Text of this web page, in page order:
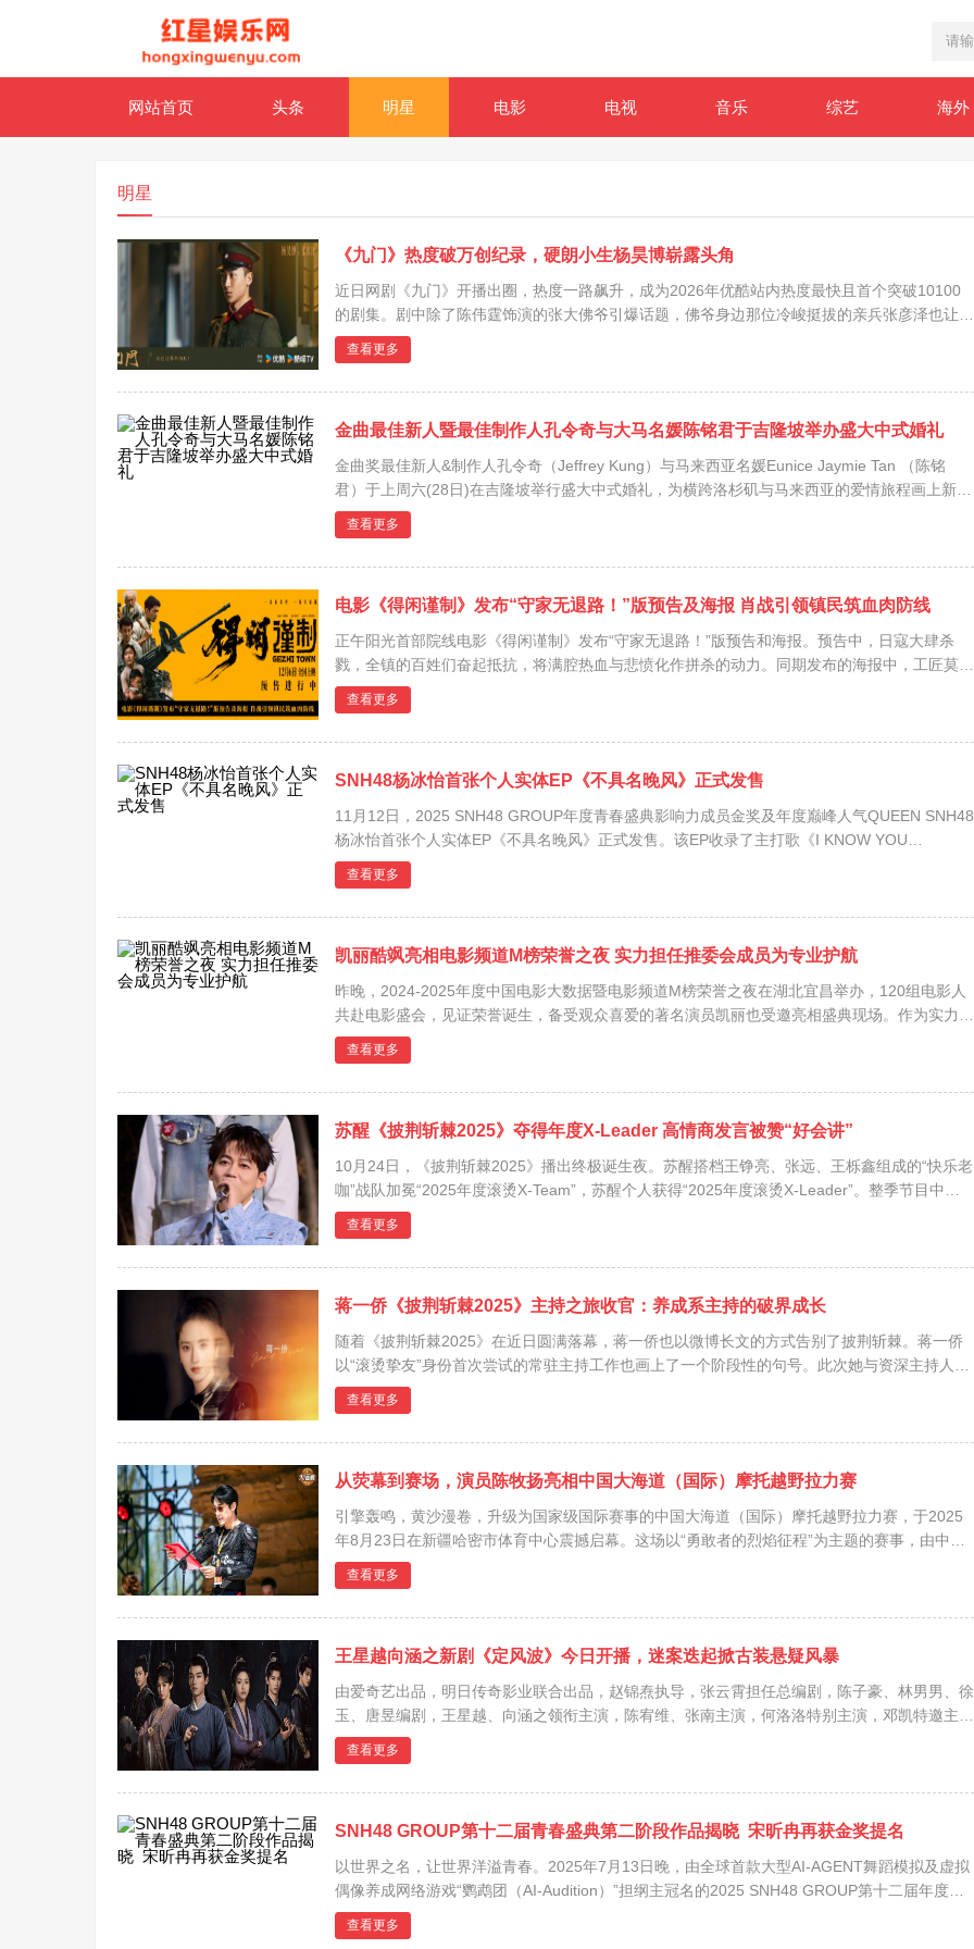
网站首页 头条 明星 电影 电视 音乐 综艺 海外
明星
《九门》热度破万创纪录，硬朗小生杨昊博崭露头角
近日网剧《九门》开播出圈，热度一路飙升，成为2026年优酷站内热度最快且首个突破10100
的剧集。剧中除了陈伟霆饰演的张大佛爷引爆话题，佛爷身边那位冷峻挺拔的亲兵张彦泽也让观
众印象深刻。饰演者杨昊博为懂得文化旗下男演员，这位外形硬朗、身材出挑的新人演员，正以
独特的个人魅力吸引着越来越多关注。在《九门...
查看更多
金曲最佳新人暨最佳制作人孔令奇与大马名媛陈铭君于吉隆坡举办盛大中式婚礼
金曲奖最佳新人&制作人孔令奇（Jeffrey Kung）与马来西亚名媛Eunice Jaymie Tan （陈铭
君）于上周六(28日)在吉隆坡举行盛大中式婚礼，为横跨洛杉矶与马来西亚的爱情旅程画上新起
点。两人因网络相识、跨越时区发展感情，并在大马完成这场作为最终篇章的婚礼。值得一提的
是，这趟回门之旅...
查看更多
​电影《得闲谨制》发布“守家无退路！”版预告及海报 肖战引领镇民筑血肉防线
正午阳光首部院线电影《得闲谨制》发布“守家无退路！”版预告和海报。预告中，日寇大肆杀
戮，全镇的百姓们奋起抵抗，将满腔热血与悲愤化作拼杀的动力。同期发布的海报中，工匠莫得
闲（肖战 饰）拖家带口与防空炮长肖衍（彭昱畅 饰）组成捍卫家园的防线，一门苏罗通炮或将
成为他们抗击日寇的利器。另有一组“家园守望”角...
查看更多
SNH48杨冰怡首张个人实体EP《不具名晚风》正式发售
11月12日，2025 SNH48 GROUP年度青春盛典影响力成员金奖及年度巅峰人气QUEEN SNH48
杨冰怡首张个人实体EP《不具名晚风》正式发售。该EP收录了主打歌《I KNOW YOU
KNOW》，以及《返校日》、《春夏秋冬》三首歌曲。整张专辑以复古节奏为主要音乐元素，
两首翻唱曲目是她向不...
查看更多
凯丽酷飒亮相电影频道M榜荣誉之夜 实力担任推委会成员为专业护航
昨晚，2024-2025年度中国电影大数据暨电影频道M榜荣誉之夜在湖北宜昌举办，120组电影人
共赴电影盛会，见证荣誉诞生，备受观众喜爱的著名演员凯丽也受邀亮相盛典现场。作为实力派
戏骨、德艺双馨的表演艺术家，凯丽与导演冯小刚、导演尹力、导演陈力、演员叶童、演员段奕
宏、演员郭晓东一同组成本届推委会，共同...
查看更多
苏醒《披荆斩棘2025》夺得年度X-Leader 高情商发言被赞“好会讲”
10月24日，《披荆斩棘2025》播出终极诞生夜。苏醒搭档王铮亮、张远、王栎鑫组成的“快乐老
咖”战队加冕“2025年度滚烫X-Team”，苏醒个人获得“2025年度滚烫X-Leader”。整季节目中，
苏醒展现出多元舞台风格与扎实的业务能力，赢得队友和观众的一致认可。多轮竞演展现原创实
力 苏醒舞台发...
查看更多
蒋一侨《披荆斩棘2025》主持之旅收官：养成系主持的破界成长
随着《披荆斩棘2025》在近日圆满落幕，蒋一侨也以微博长文的方式告别了披荆斩棘。蒋一侨
以“滚烫挚友”身份首次尝试的常驻主持工作也画上了一个阶段性的句号。此次她与资深主持人齐
思钧搭档，成为该节目史上首位常驻女主持人，全程参与了本季所有录制。她通过数月持续的主
持历练，展现了一条从专业音乐人到舞台多元角色...
查看更多
从荧幕到赛场，演员陈牧扬亮相中国大海道（国际）摩托越野拉力赛
引擎轰鸣，黄沙漫卷，升级为国家级国际赛事的中国大海道（国际）摩托越野拉力赛，于2025
年8月23日在新疆哈密市体育中心震撼启幕。这场以“勇敢者的烈焰征程”为主题的赛事，由中国
汽车摩托车运动联合会、新疆维吾尔自治区体育局、哈密市人民政府联合主办，汇聚了国内外顶
尖车手，在浩瀚的戈壁雅丹中展开极限角逐。本...
查看更多
王星越向涵之新剧《定风波》今日开播，迷案迭起掀古装悬疑风暴
由爱奇艺出品，明日传奇影业联合出品，赵锦焘执导，张云霄担任总编剧，陈子豪、林男男、徐
玉、唐昱编剧，王星越、向涵之领衔主演，陈宥维、张南主演，何洛洛特别主演，邓凯特邀主演
的七连环少年群像探案剧《定风波》将于今日18:00于爱奇艺正式开播。今日，官方释出的暗夜
之煞群像海报、通缉令角色海报、大婚反目海报和...
查看更多
SNH48 GROUP第十二届青春盛典第二阶段作品揭晓 宋昕冉再获金奖提名
以世界之名，让世界洋溢青春。2025年7月13日晚，由全球首款大型AI-AGENT舞蹈模拟及虚拟
偶像养成网络游戏“鹦鹉团（AI-Audition）”担纲主冠名的2025 SNH48 GROUP第十二届年度青
春盛典第二阶段人气类奖项的提名作品名单于SNH48星梦剧院正式公布，特邀主持人陆婷玉于
现场与粉...
查看更多